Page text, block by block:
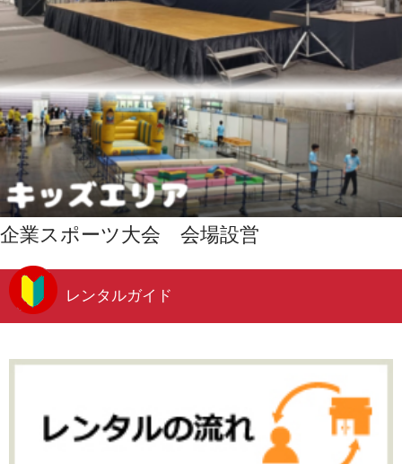
企業スポーツ大会 会場設営
レンタルガイド